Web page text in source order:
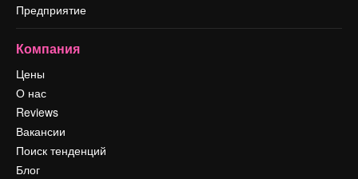
Предприятие
Компания
Цены
О нас
Reviews
Вакансии
Поиск тенденций
Блог